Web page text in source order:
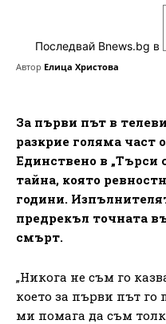
Последвай Bnews.bg в
Автор Елица Христова
За първи път в
разкрие голяма част
Единствено в „Търси
тайна, която
години.
предрекъл точната
смърт.
„Никога не съм го
което за първи път
ми помага да съм